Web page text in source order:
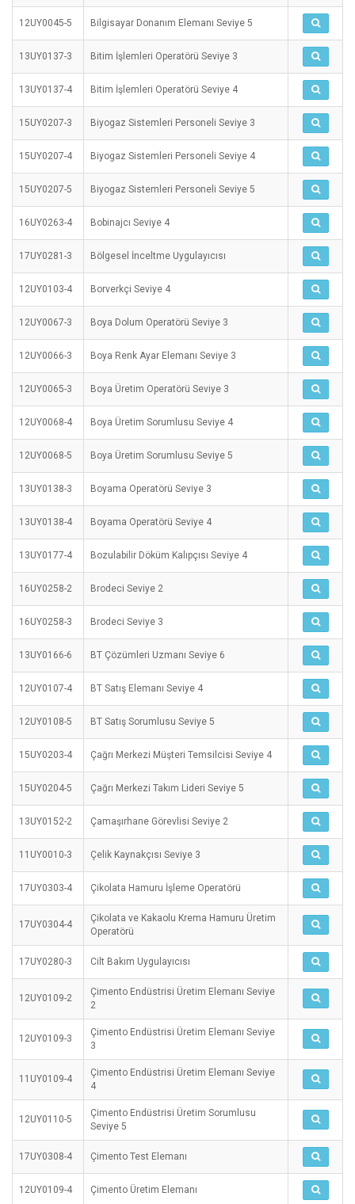
12UY0045-5 Bilgisayar Donanım Elemanı Seviye 5
13UY0137-3 Bitim İşlemleri Operatörü Seviye 3
13UY0137-4 Bitim İşlemleri Operatörü Seviye 4
15UY0207-3 Biyogaz Sistemleri Personeli Seviye 3
15UY0207-4 Biyogaz Sistemleri Personeli Seviye 4
15UY0207-5 Biyogaz Sistemleri Personeli Seviye 5
16UY0263-4 Bobinajcı Seviye 4
17UY0281-3 Bölgesel İnceltme Uygulayıcısı
12UY0103-4 Borverkçi Seviye 4
12UY0067-3 Boya Dolum Operatörü Seviye 3
12UY0066-3 Boya Renk Ayar Elemanı Seviye 3
12UY0065-3 Boya Üretim Operatörü Seviye 3
12UY0068-4 Boya Üretim Sorumlusu Seviye 4
12UY0068-5 Boya Üretim Sorumlusu Seviye 5
13UY0138-3 Boyama Operatörü Seviye 3
13UY0138-4 Boyama Operatörü Seviye 4
13UY0177-4 Bozulabilir Döküm Kalıpçısı Seviye 4
16UY0258-2 Brodeci Seviye 2
16UY0258-3 Brodeci Seviye 3
13UY0166-6 BT Çözümleri Uzmanı Seviye 6
12UY0107-4 BT Satış Elemanı Seviye 4
12UY0108-5 BT Satış Sorumlusu Seviye 5
15UY0203-4 Çağrı Merkezi Müşteri Temsilcisi Seviye 4
15UY0204-5 Çağrı Merkezi Takım Lideri Seviye 5
13UY0152-2 Çamaşırhane Görevlisi Seviye 2
11UY0010-3 Çelik Kaynakçısı Seviye 3
17UY0303-4 Çikolata Hamuru İşleme Operatörü
17UY0304-4
Çikolata ve Kakaolu Krema Hamuru Üretim
Operatörü
17UY0280-3 Cilt Bakım Uygulayıcısı
12UY0109-2
Çimento Endüstrisi Üretim Elemanı Seviye
2
12UY0109-3
Çimento Endüstrisi Üretim Elemanı Seviye
3
11UY0109-4
Çimento Endüstrisi Üretim Elemanı Seviye
4
12UY0110-5
Çimento Endüstrisi Üretim Sorumlusu
Seviye 5
17UY0308-4 Çimento Test Elemanı
12UY0109-4 Çimento Üretim Elemanı